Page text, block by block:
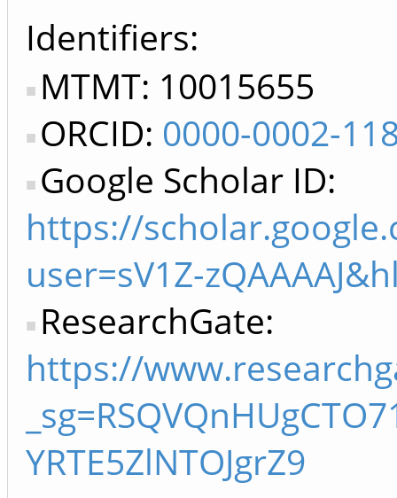
Identifiers
MTMT: 10015655
ORCID: 0000-0002-
Google Scholar ID:
https://
user=sV1Z-
ResearchGate:
https://
YRTE5ZlNTOJgrZ9